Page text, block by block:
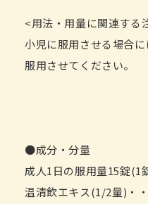
<用法・用量に関連する
小児に服用させる場合
服用させてください。
●成分・分量
成人1日の服用量15錠(1
温清飲エキス(1/2量)・